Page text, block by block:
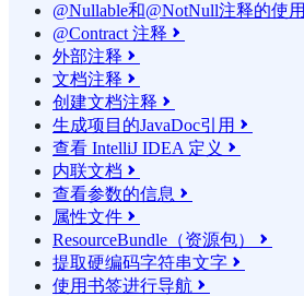
@Nullable和@NotNull注释的使用
@Contract 注释 
外部注释 
文档注释 
创建文档注释 
生成项目的JavaDoc引用 
查看 IntelliJ IDEA 定义 
内联文档 
查看参数的信息 
属性文件 
ResourceBundle（资源包） 
提取硬编码字符串文字 
使用书签进行导航 